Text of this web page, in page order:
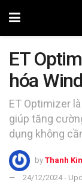
ET
hóa
ET Optimizer
giúp tăng
dụng không
by Thanh
24/12/2024 -